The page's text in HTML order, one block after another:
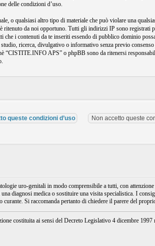
delle condizioni d’uso.
o qualsiasi altro tipo di materiale che può violare una
ritenuto da noi opportuno. Tutti gli indirizzi IP sono
i contenuti da te inseriti essendo di pubblico dominio
ricerca, divulgativo o informativo senza previo
“CISTITE.INFO APS” o phpBB sono da ritenersi
uro-genitali in modo comprensibile a tutti, con
diagnosi medica o sostituire una visita specialistica. I
Si raccomanda pertanto di chiedere il parere del
costituita ai sensi del Decreto Legislativo 4 dicembre